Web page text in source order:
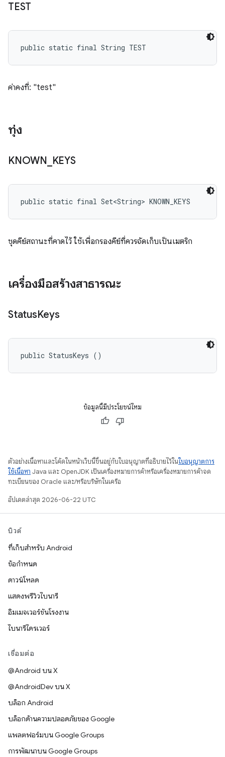
TEST
public static final String TEST
ค่าคงที่: "test"
ทุ่ง
KNOWN KEYS
public static final Set<String> KNOWN_KEYS
ชุดคีย์สถานะที่คาดไว้ ใช้เพื่อกรองคีย์ที่ควรจัดเก็บเป็นเมตริก
เครื่องมือสร้างสาธารณะ
StatusKeys
public StatusKeys ()
ข้อมูลนี้มีประโยชน์ไหม
ตัวอย่างเนื้อหาและโค้ดในหน้าเว็บนี้ขึ้นอยู่กับใบอนุญาตที่อธิบายไว้ในใบอนุญาตการ
ใช้เนื้อหา Java และ OpenJDK เป็นเครื่องหมายการค้าหรือเครื่องหมายการค้าจด
ทะเบียนของ Oracle และ/หรือบริษัทในเครือ
อัปเดตล่าสุด 2026-06-22 UTC
บิวด์
ที่เก็บสำหรับ Android
ข้อกำหนด
ดาวน์โหลด
แสดงพรีวิวไบนารี
อิมเมจเวอร์ชันโรงงาน
ไบนารีไดรเวอร์
เชื่อมต่อ
@Android บน X
@AndroidDev บน X
บล็อก Android
บล็อกด้านความปลอดภัยของ Google
แพลตฟอร์มบน Google Groups
การพัฒนาบน Google Groups